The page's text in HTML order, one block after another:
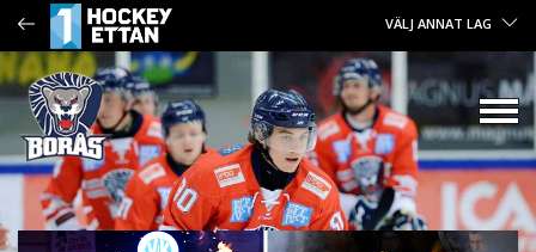
VÄLJ ANNAT LAG